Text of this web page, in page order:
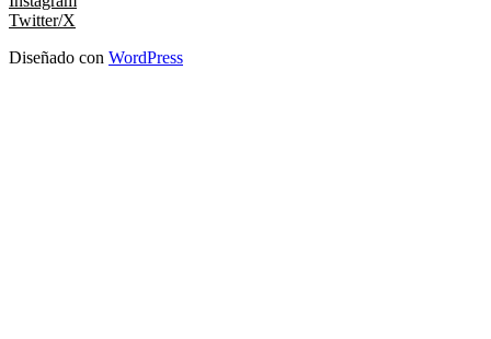
Twitter/X
Diseñado con WordPress